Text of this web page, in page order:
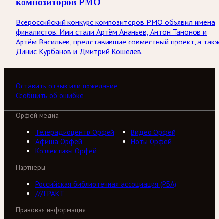
Всероссийский конкурс композиторов РМО объявил имена
финалистов. Ими стали Артём Ананьев, Антон Танонов и
Артём Васильев, представившие совместный проект, а
Динис Курбанов и Дмитрий Кошелев.
Оставить отзыв или пожелание
Сообщить об ошибке
Орфей медиа
Телерадиоцентр Орфей
Видео Орфей
Афиша Орфей
Ноты Орфей
Коллективы Орфей
Партнеры
Российская библиотечная ассоциация (РБА)
///ТРАКТ
Правовая информация